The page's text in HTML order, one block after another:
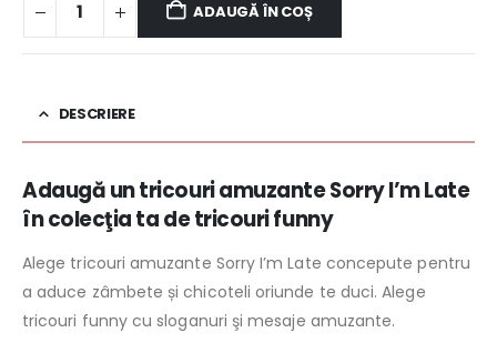
ADAUGĂ ÎN COȘ
DESCRIERE
Adaugă un tricouri amuzante Sorry I’m Late
în colecţia ta de tricouri funny
Alege tricouri amuzante Sorry I’m Late concepute pentru
a aduce zâmbete și chicoteli oriunde te duci. Alege
tricouri funny cu sloganuri şi mesaje amuzante.